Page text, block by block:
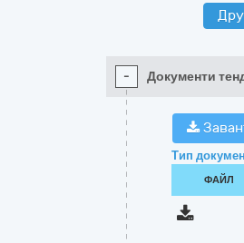
- Документи
Тип
ФАЙЛ